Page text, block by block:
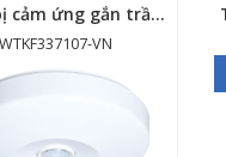
Thiết bị cảm ứng gắn trần - cảm biến góc rộng (loại nổi) - WTKF337107-VN
WTKF337107-VN